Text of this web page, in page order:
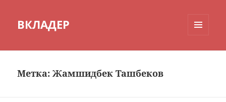
ВКЛАДЕР
Метка:Жамшидбек Ташбеков